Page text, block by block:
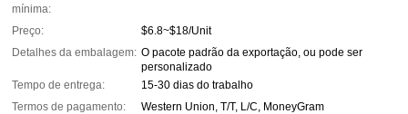
mínima:
Preço:
$6.8~$18/Unit
Detalhes da embalagem: O pacote padrão da exportação, ou pode ser
personalizado
Tempo de entrega:
15-30 dias do trabalho
Termos de pagamento:
Western Union, T/T, L/C, MoneyGram